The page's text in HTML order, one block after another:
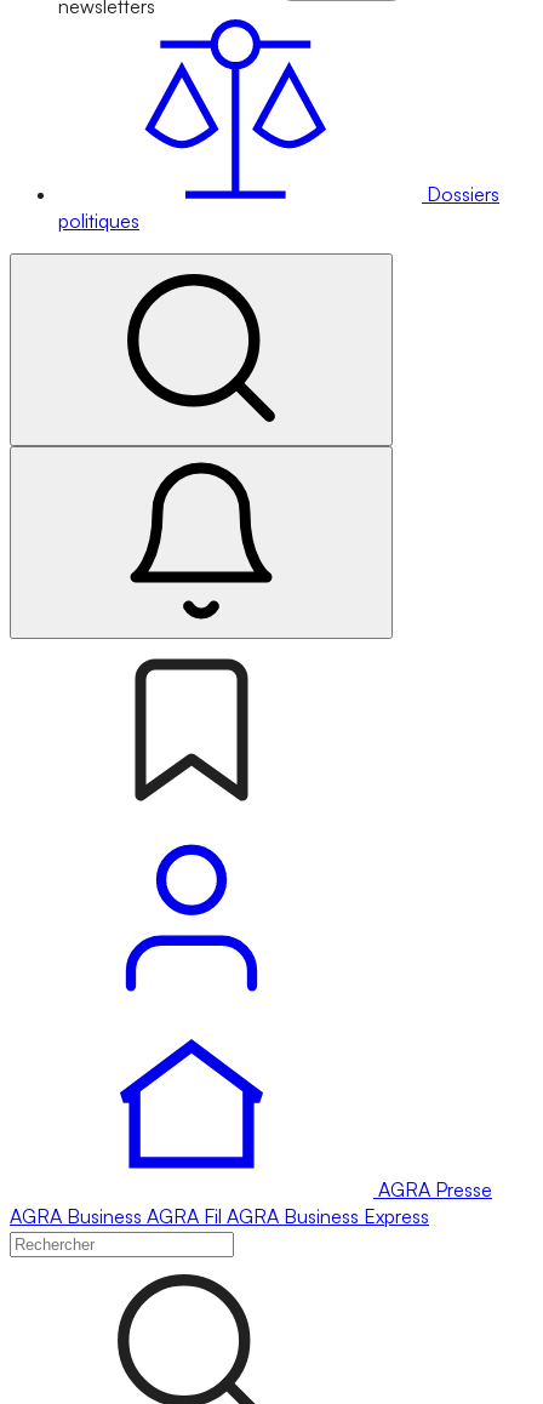
newsletters
Dossiers
politiques
AGRA Presse
AGRA Business AGRA Fil AGRA Business Express